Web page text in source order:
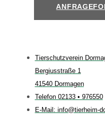
Tierschutzverein
Bergiusstraße 1
41540 Dormagen
Telefon 02133 • 976550
E-Mail: info@tierheim-